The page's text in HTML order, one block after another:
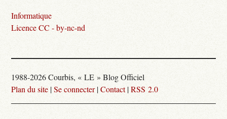
Informatique
Licence CC - by-nc-nd
1988-2026 Courbis, « LE » Blog Officiel
Plan du site |Se connecter|Contact|RSS 2.0